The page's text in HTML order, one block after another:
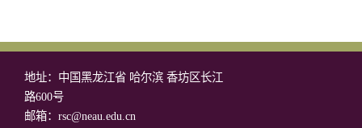
地址：中国黑龙江省 哈尔滨 香坊区长江
路600号
邮箱：rsc@neau.edu.cn